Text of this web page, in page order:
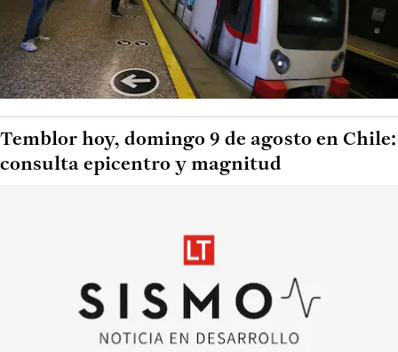
Temblor hoy, domingo 9 de agosto en Chile:
consulta epicentro y magnitud